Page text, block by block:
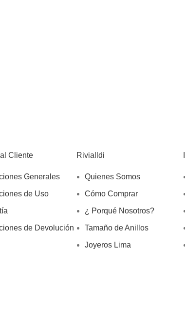
Cliente
Generales
de Uso
de Devolución
Rivialldi
Quienes Somos
Cómo Comprar
¿ Porqué Nosotros?
Tamaño de Anillos
Joyeros Lima